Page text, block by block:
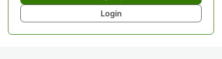
Login